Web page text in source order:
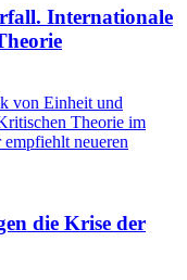
Internationale
von Einheit und
Theorie im
neueren
die Krise der